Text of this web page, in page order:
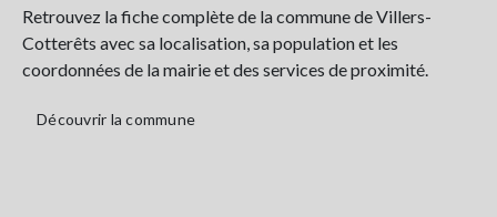
Retrouvez la fiche complète de la commune de Villers-
Cotterêts avec sa localisation, sa population et les
coordonnées de la mairie et des services de proximité.
Découvrir la commune